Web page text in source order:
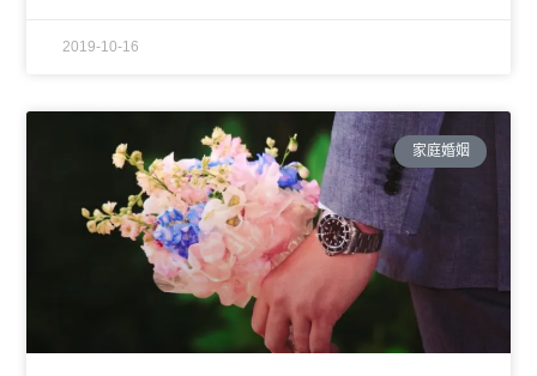
2019-10-16
家庭婚姻